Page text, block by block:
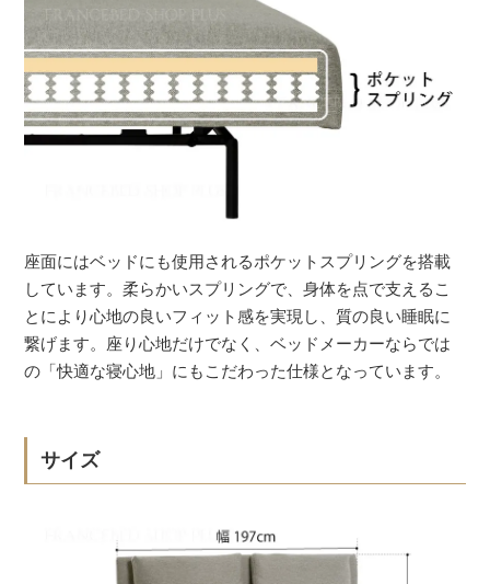
座面にはベッドにも使用されるポケットスプリングを搭載
しています。柔らかいスプリングで、身体を点で支えるこ
とにより心地の良いフィット感を実現し、質の良い睡眠に
繋げます。座り心地だけでなく、ベッドメーカーならでは
の「快適な寝心地」にもこだわった仕様となっています。
サイズ